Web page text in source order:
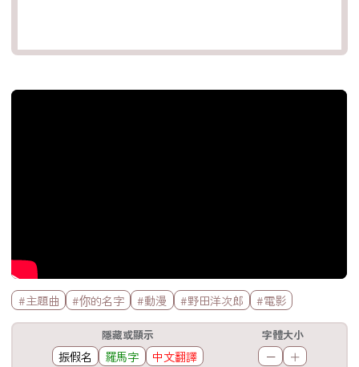
官方Youtube影片
標籤欄
#主題曲 #你的名字 #動漫 #野田洋次郎 #電影
隱藏或顯示
振假名 羅馬字 中文翻譯
字體大小
－ ＋